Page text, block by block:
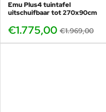
Emu Plus4 tuintafel
uitschuifbaar tot 270x90cm
€1.775,00 €1.969,00